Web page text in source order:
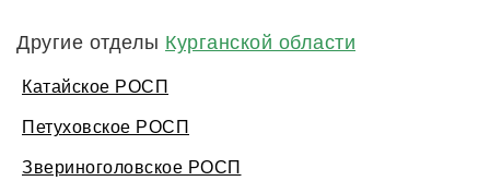
Другие отделы Курганской области
Катайское РОСП
Петуховское РОСП
Звериноголовское РОСП